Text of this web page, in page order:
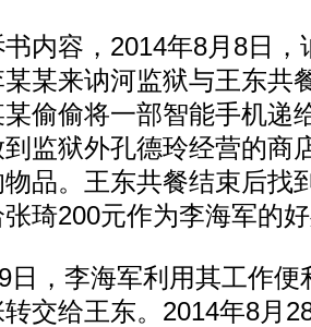
容，2014年8月8日，
某来讷河监狱与王东共
偷偷将一部智能手机递
监狱外孔德玲经营的商
物品。王东共餐结束后找
琦200元作为李海军的
，李海军利用其工作便
交给王东。2014年8月